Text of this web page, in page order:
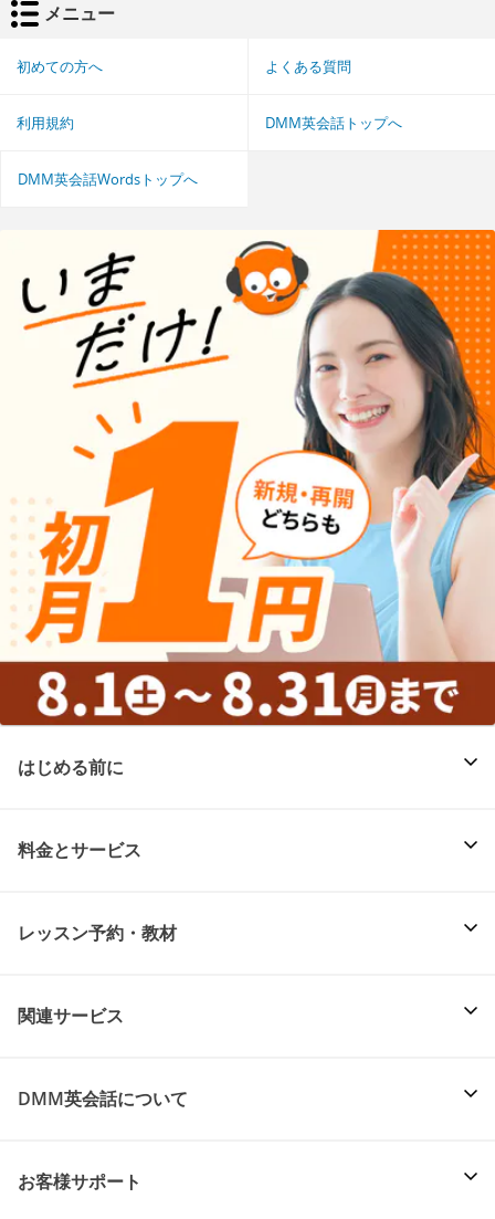
メニュー
初めての方へ よくある質問
利用規約 DMM英会話トップへ
DMM英会話Wordsトップへ
はじめる前に
料金とサービス
レッスン予約・教材
関連サービス
DMM英会話について
お客様サポート